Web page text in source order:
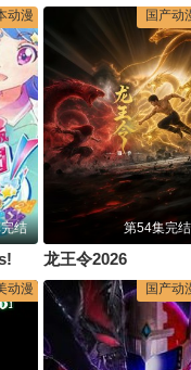
动漫
结
国产动
第54集完结
龙王令2026
动漫 国产动